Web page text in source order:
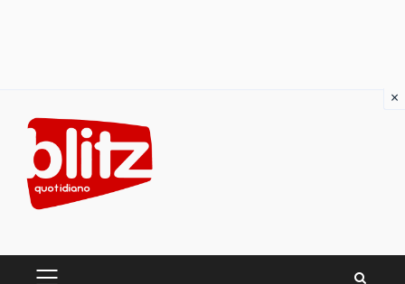
content
×